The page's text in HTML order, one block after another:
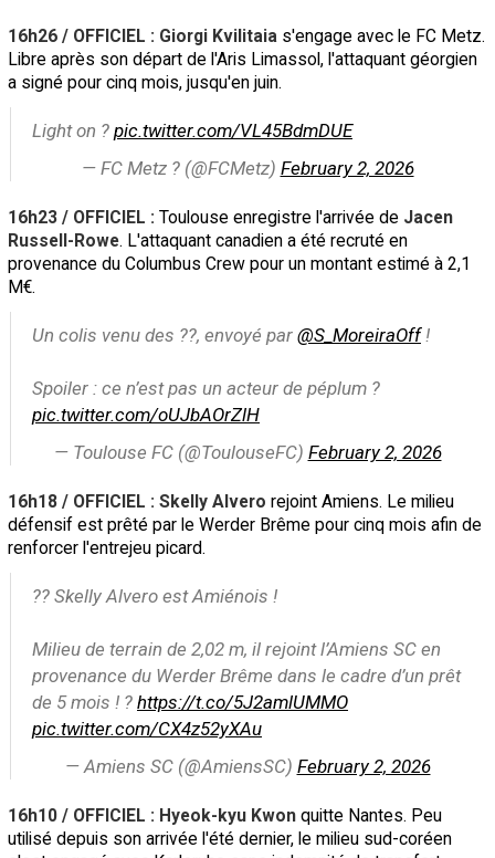
16h26 / OFFICIEL : Giorgi Kvilitaia s'engage avec le FC Metz.
Libre après son départ de l'Aris Limassol, l'attaquant géorgien
a signé pour cinq mois, jusqu'en juin.
Light on ? pic.twitter.com/VL45BdmDUE
— FC Metz ? (@FCMetz) February 2, 2026
16h23 / OFFICIEL : Toulouse enregistre l'arrivée de Jacen
Russell-Rowe. L'attaquant canadien a été recruté en
provenance du Columbus Crew pour un montant estimé à 2,1
M€.
Un colis venu des ??, envoyé par @S_MoreiraOff!
Spoiler : ce n’est pas un acteur de péplum ?
pic.twitter.com/oUJbAOrZlH
— Toulouse FC (@ToulouseFC) February 2, 2026
16h18 / OFFICIEL : Skelly Alvero rejoint Amiens. Le milieu
défensif est prêté par le Werder Brême pour cinq mois afin de
renforcer l'entrejeu picard.
?? Skelly Alvero est Amiénois !
Milieu de terrain de 2,02 m, il rejoint l’Amiens SC en
provenance du Werder Brême dans le cadre d’un prêt
de 5 mois ! ? https://t.co/5J2amlUMMO
pic.twitter.com/CX4z52yXAu
— Amiens SC (@AmiensSC) February 2, 2026
16h10 / OFFICIEL : Hyeok-kyu Kwon quitte Nantes. Peu
utilisé depuis son arrivée l'été dernier, le milieu sud-coréen